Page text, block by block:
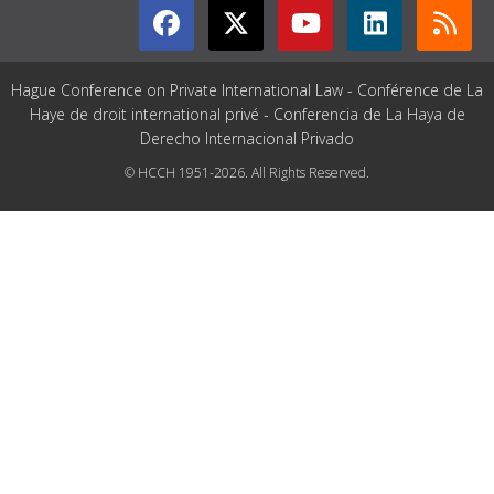
Hague Conference on Private International Law - Conférence de La
Haye de droit international privé - Conferencia de La Haya de
Derecho Internacional Privado
© HCCH 1951-2026. All Rights Reserved.